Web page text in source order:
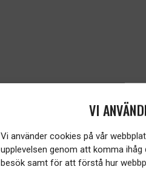
VI
Vi använder cookies på vår
upplevelsen genom att komma ihåg
besök samt för att förstå hur